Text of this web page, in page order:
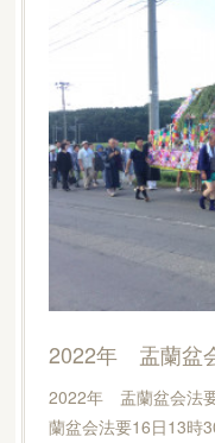
2022年 盂蘭盆
2022年 盂蘭盆会法
蘭盆会法要16日13